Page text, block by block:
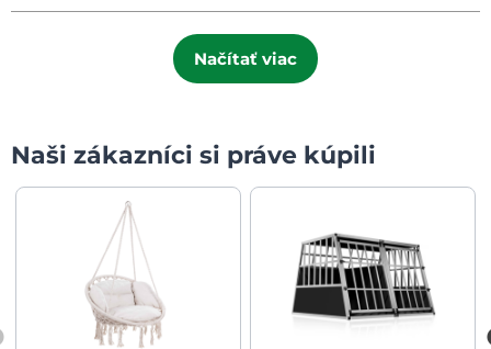
Načítať viac
Naši zákazníci si práve kúpili